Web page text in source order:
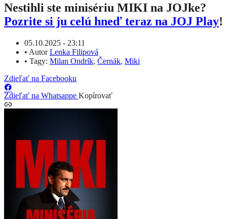
Nestihli ste minisériu MIKI na JOJke?
Pozrite si ju celú hneď teraz na JOJ Play!
05.10.2025 - 23:11
• AutorLenka Filipová
• Tagy: Milan Ondrík, Černák, Miki
Zdieľať na Facebooku
Zdieľať na Whatsappe Kopírovať